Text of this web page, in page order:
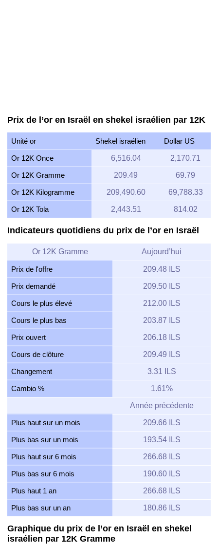
Prix de l’or en Israël en shekel israélien par 12K
Unité or Shekel israélien Dollar US
Or 12K Once 6,516.04 2,170.71
Or 12K Gramme 209.49 69.79
Or 12K Kilogramme 209,490.60 69,788.33
Or 12K Tola 2,443.51 814.02
Indicateurs quotidiens du prix de l’or en Israël
Or 12K Gramme Aujourd’hui
Prix de l'offre 209.48 ILS
Prix demandé 209.50 ILS
Cours le plus élevé 212.00 ILS
Cours le plus bas 203.87 ILS
Prix ouvert 206.18 ILS
Cours de clôture 209.49 ILS
Changement 3.31 ILS
Cambio % 1.61%
Année précédente
Plus haut sur un mois 209.66 ILS
Plus bas sur un mois 193.54 ILS
Plus haut sur 6 mois 266.68 ILS
Plus bas sur 6 mois 190.60 ILS
Plus haut 1 an 266.68 ILS
Plus bas sur un an 180.86 ILS
Graphique du prix de l’or en Israël en shekel
israélien par 12K Gramme